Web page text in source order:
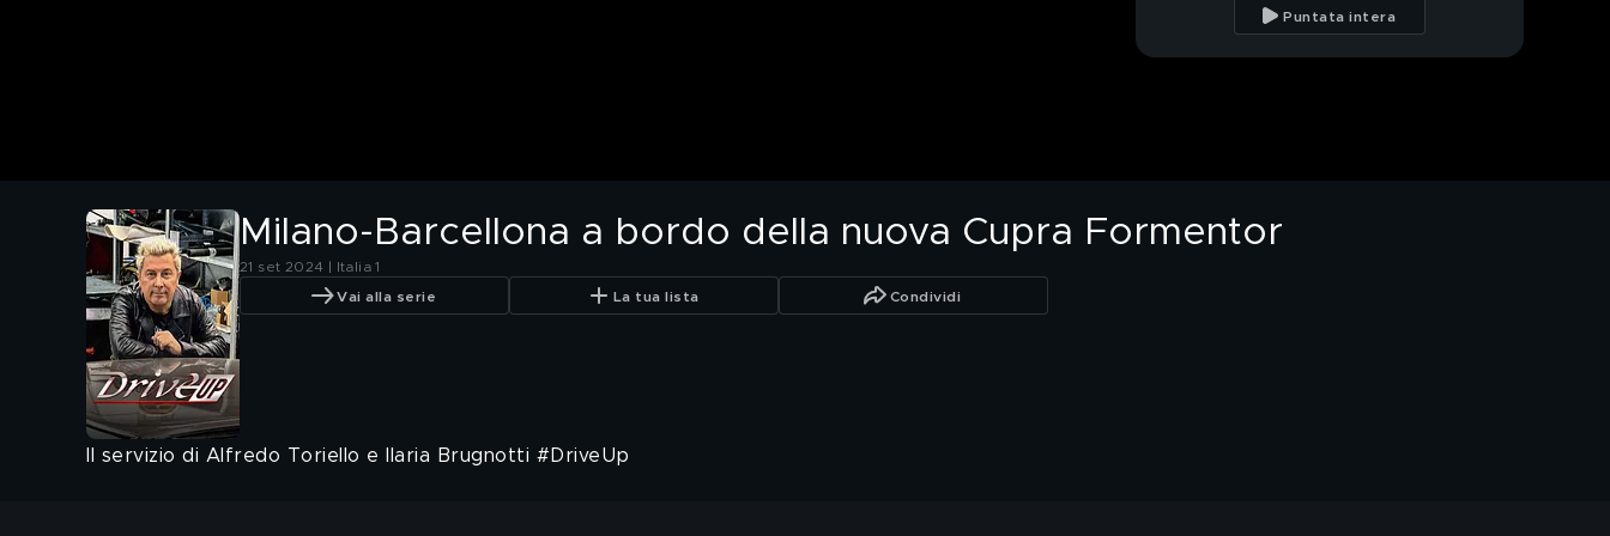
Volkswagen T2
Puntata intera
Milano-Barcellona a bordo della nuova Cupra Formentor
21 set 2024 | Italia 1
Vai alla serie La tua lista Condividi
Il servizio di Alfredo Toriello e Ilaria Brugnotti #DriveUp